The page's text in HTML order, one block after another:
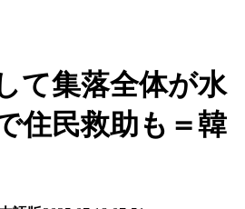
て集落全体が水
住民救助も＝韓